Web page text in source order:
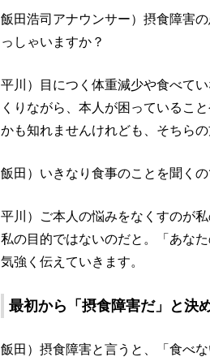
飯田浩司アナウンサー）摂食障害
っしゃいますか？
平川）目につく体重減少や食べて
くりながら、本人が困っているこ
かも知れませんけれども、そちらの
飯田）いきなり食事のことを聞くの
平川）ご本人の悩みをなくすのが
私の目的ではないのだと。「あな
気強く伝えていきます。
最初から「摂食障害だ」と決
飯田）摂食障害と言うと、「食べ